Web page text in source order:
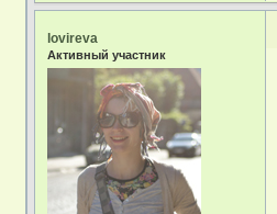
lovireva
Активный участник